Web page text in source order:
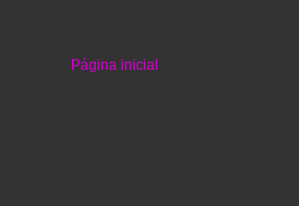
Página inicial